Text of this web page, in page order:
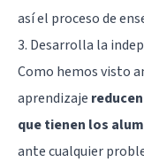
así el proceso de
3. Desarrolla la
Como hemos visto
aprendizaje
que tienen los
ante cualquier